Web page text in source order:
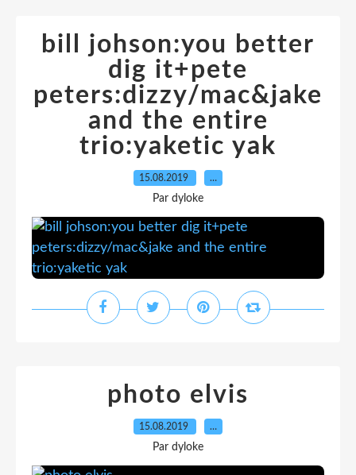
bill johson:you better
dig it+pete
peters:dizzy/mac&jake
and the entire
trio:yaketic yak
15.08.2019 …
Par dyloke
photo elvis
15.08.2019 …
Par dyloke